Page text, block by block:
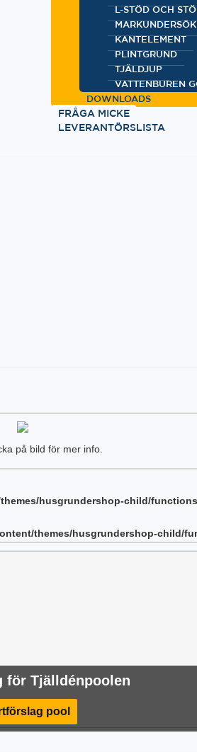
L-STÖD OCH
KANTELEMENT
PLINTGRUND
TJÄLDJUP
VATTENBUREN
DOWNLOADS
FRÅGA MICKE
LEVERANTÖRSLISTA
på bild för mer info.
husgrundershop-child/
themes/husgrundershop-child/
för Tjälldénpoolen
pool